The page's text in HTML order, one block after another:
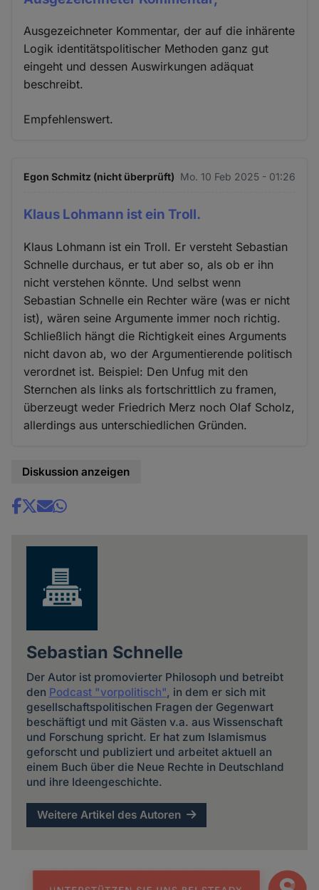
Ausgezeichneter Kommentar, der auf die inhärente
Logik identitätspolitischer Methoden ganz gut
eingeht und dessen Auswirkungen adäquat
beschreibt.
Empfehlenswert.
Egon Schmitz (nicht überprüft) Mo. 10 Feb 2025 - 01:26
Klaus Lohmann ist ein Troll.
Klaus Lohmann ist ein Troll. Er versteht Sebastian
Schnelle durchaus, er tut aber so, als ob er ihn
nicht verstehen könnte. Und selbst wenn
Sebastian Schnelle ein Rechter wäre (was er nicht
ist), wären seine Argumente immer noch richtig.
Schließlich hängt die Richtigkeit eines Arguments
nicht davon ab, wo der Argumentierende politisch
verordnet ist. Beispiel: Den Unfug mit den
Sternchen als links als fortschrittlich zu framen,
überzeugt weder Friedrich Merz noch Olaf Scholz,
allerdings aus unterschiedlichen Gründen.
Diskussion anzeigen
Share
Sebastian Schnelle
Der Autor ist promovierter Philosoph und betreibt
den Podcast "vorpolitisch", in dem er sich mit
gesellschaftspolitischen Fragen der Gegenwart
beschäftigt und mit Gästen v.a. aus Wissenschaft
und Forschung spricht. Er hat zum Islamismus
geforscht und publiziert und arbeitet aktuell an
einem Buch über die Neue Rechte in Deutschland
und ihre Ideengeschichte.
Weitere Artikel des Autoren